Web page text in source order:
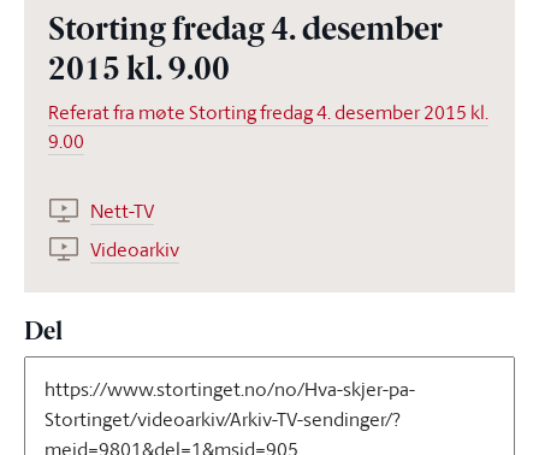
Storting fredag 4. desember
2015 kl. 9.00
Referat fra møte Storting fredag 4. desember 2015 kl.
9.00
Nett-TV
Videoarkiv
Del